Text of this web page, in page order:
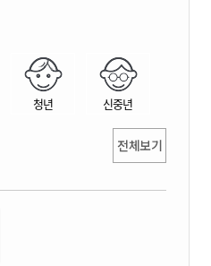
청년 신중년
전체보기